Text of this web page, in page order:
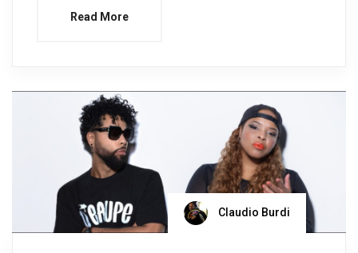
Read More
Claudio Burdi